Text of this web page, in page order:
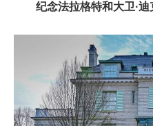
纪念法拉格特和大卫·迪